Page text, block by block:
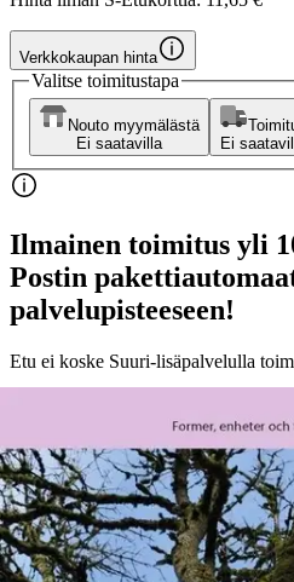
Verkkokaupan hinta
Valitse toimitustapa
Nouto myymälästä
Ei saatavilla
Ei
Ilmainen toimitus yli
Postin
palvelupisteeseen!
Etu ei koske Suuri‑lisäpalvelulla
Tarkista
Ei saatavilla